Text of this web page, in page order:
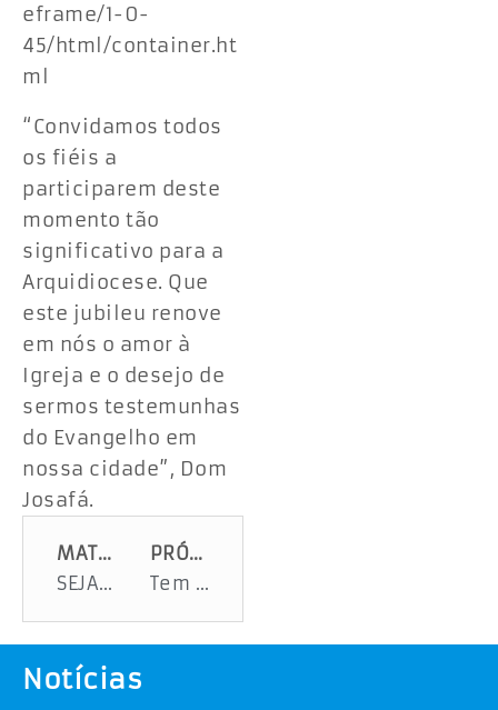
eframe/1-0-
45/html/container.ht
ml
“Convidamos todos
os fiéis a
participarem deste
momento tão
significativo para a
Arquidiocese. Que
este jubileu renove
em nós o amor à
Igreja e o desejo de
sermos testemunhas
do Evangelho em
nossa cidade”, Dom
Josafá.
MATÉRIA ANTERIOR
SEJA PROFESSOR UNIVERSITÁRIO
PRÓXIMA MATÉRIA
Tem corrupção no transporte público da PMA?
Notícias